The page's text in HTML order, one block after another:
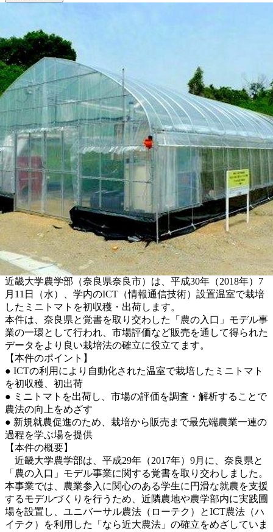
近畿大学農学部（奈良県奈良市）は、平成30年（2018年）7
月11日（水）、学内のICT（情報通信技術）設置温室で栽培
したミニトマトを初収穫・出荷します。
本件は、奈良県と覚書を取り交わした「農の入口」モデル事
業の一環として行われ、市場評価など販売を通して得られた
データをより良い栽培法の確立に役立てます。
【本件のポイント】
● ICTの利用により自動化された温室で栽培したミニトマト
を初収穫、初出荷
● ミニトマトを出荷し、市場の評価を調査・解析することで
農法の向上をめざす
● 新規就農促進のため、栽培から販売まで最先端農業一連の
過程を学ぶ場を提供
【本件の概要】
近畿大学農学部は、平成29年（2017年）9月に、奈良県と
「農の入口」モデル事業に関する覚書を取り交わしました。
本事業では、農業参入に関心のある学生に円滑な就農を支援
するモデルづくりを行うため、近隣農地や農学部内に実践圃
場を設置し、ユニバーサル農法（ローテク）とICT農法（ハ
イテク）を利用した「なら近大農法」の確立をめざしていま